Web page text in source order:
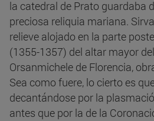
la catedral de Prato guardaba
preciosa reliquia mariana.
relieve alojado en la parte
(1355-1357) del altar mayor
Orsanmichele de Florencia,
Sea como fuere, lo cierto es
decantándose por la
antes que por la de la